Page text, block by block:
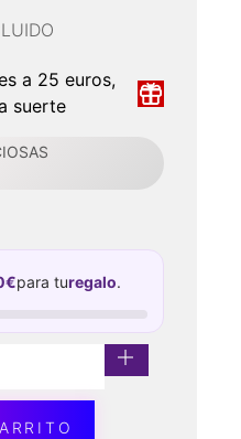
a 25 euros,
suerte
€para turegalo.